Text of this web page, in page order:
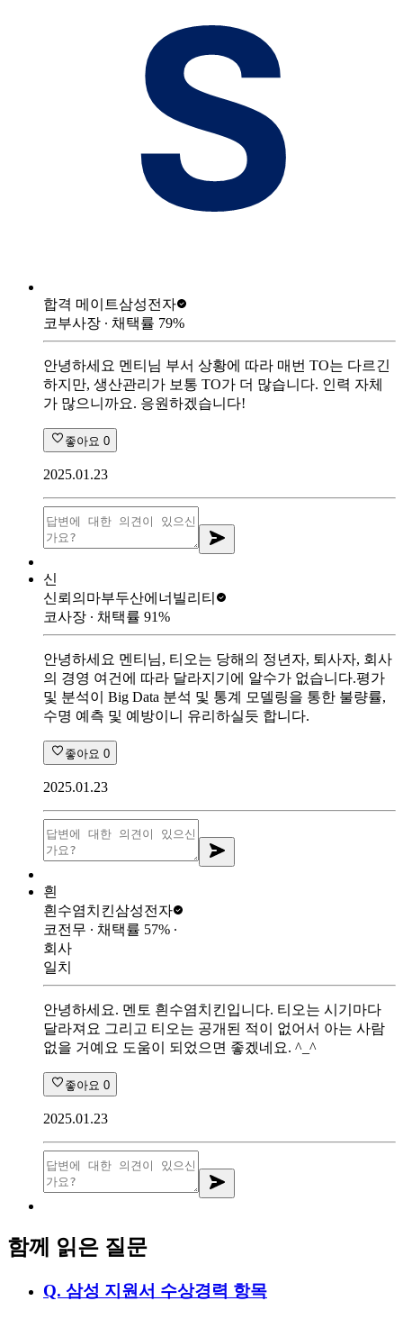
합격 메이트삼성전자
코부사장 ∙ 채택률 79%
안녕하세요 멘티님 부서 상황에 따라 매번 TO는 다르긴
하지만, 생산관리가 보통 TO가 더 많습니다. 인력 자체
가 많으니까요. 응원하겠습니다!
좋아요 0
2025.01.23
신
신뢰의마부두산에너빌리티
코사장 ∙ 채택률 91%
안녕하세요 멘티님, 티오는 당해의 정년자, 퇴사자, 회사
의 경영 여건에 따라 달라지기에 알수가 없습니다.평가
및 분석이 Big Data 분석 및 통계 모델링을 통한 불량률,
수명 예측 및 예방이니 유리하실듯 합니다.
좋아요 0
2025.01.23
흰
흰수염치킨삼성전자
코전무 ∙ 채택률 57% ∙
회사
일치
안녕하세요. 멘토 흰수염치킨입니다. 티오는 시기마다
달라져요 그리고 티오는 공개된 적이 없어서 아는 사람
없을 거예요 도움이 되었으면 좋겠네요. ^_^
좋아요 0
2025.01.23
함께 읽은 질문
Q. 삼성 지원서 수상경력 항목